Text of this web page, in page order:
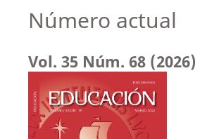
Número actual
Vol. 35 Núm. 68 (2026)